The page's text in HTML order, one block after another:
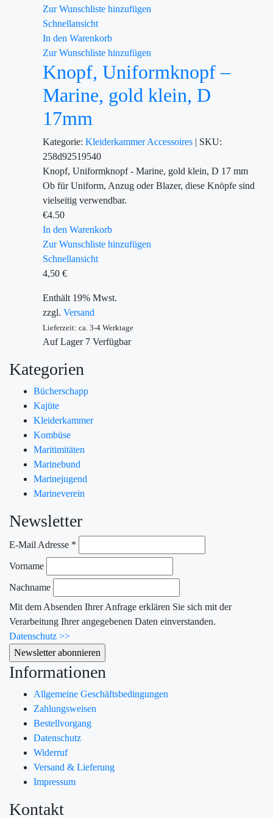
Zur Wunschliste hinzufügen
Schnellansicht
In den Warenkorb
Zur Wunschliste hinzufügen
Knopf, Uniformknopf –
Marine, gold klein, D
17mm
Kategorie: KleiderkammerAccessoires | SKU:
258d92519540
Knopf, Uniformknopf - Marine, gold klein, D 17 mm
Ob für Uniform, Anzug oder Blazer, diese Knöpfe sind
vielseitig verwendbar.
€4.50
In den Warenkorb
Zur Wunschliste hinzufügen
Schnellansicht
4,50 €
Enthält 19% Mwst.
zzgl. Versand
Lieferzeit: ca. 3-4 Werktage
Auf Lager7 Verfügbar
Kategorien
Bücherschapp
Kajüte
Kleiderkammer
Kombüse
Maritimitäten
Marinebund
Marinejugend
Marineverein
Newsletter
E-Mail Adresse *
Vorname
Nachname
Mit dem Absenden Ihrer Anfrage erklären Sie sich mit der
Verarbeitung Ihrer angegebenen Daten einverstanden.
Datenschutz >>
Informationen
Allgemeine Geschäftsbedingungen
Zahlungsweisen
Bestellvorgang
Datenschutz
Widerruf
Versand & Lieferung
Impressum
Kontakt